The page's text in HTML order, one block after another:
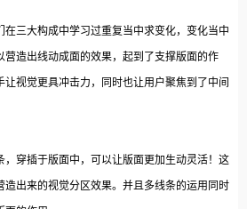
在三大构成中学习过重复当中求变化，变化当中
营造出线动成面的效果，起到了支撑版面的作
让视觉更具冲击力，同时也让用户聚焦到了中间
，穿插于版面中，可以让版面更加生动灵活！这
造出来的视觉分区效果。并且多线条的运用同时